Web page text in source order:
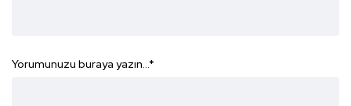
Yorumunuzu buraya yazın...*